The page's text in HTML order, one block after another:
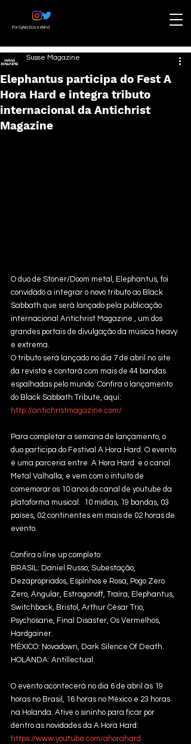
Por Sylvia Süssekind
Elephantus participa do Fest A
Hora Hard e integra tributo
internacional da Antichrist
Magazine
Susse Magazine
O duo de Stoner/Doom metal, Elephantus, foi
convidado a integrar o novo tributo ao Black
Sabbath que será lançado pela publicação
internacional Antichrist Magazine , um dos
grandes portais de divulgação da música heavy
e extrema.
O tributo será lançado no dia 7 de abril no site
da revista e contará com mais de 44 bandas
espalhadas pelo mundo. Confira o lançamento
do Black Sabbath Tribute, aqui:
http://antichristmagazine.com/
Para completar a semana de lançamento, o
duo participa do Festival A Hora Hard. O evento
é uma parceria entre  A Hora Hard  e o canal
Metal Valhalla, e vem com o intuito de
comemorar os 10 anos do canal de youtube da
plataforma musical.  10 midias, 19 bandas, 03
países, 02 continentes em mais de 02 horas de
evento.
Confira o line up completo:
BRASIL: Daniel Russo, Subestação,
Dezapropriados, Espinhos e Rosa, Pogo Zero
Zero, Angular, Estragonoff, Traíra, Elephantus,
Switchback, Bristol, Arthur César Trio,
Psychosane, Final Disaster, Os Vermelhos,
Hardgainer.
MÉXICO: Novadown, Dark Silence Of Death.
HOLANDA: Antillectual.
O evento acontecerá no dia 6 de abril às 19
horas no Brasil, 16 horas no México e 23 horas
na Holanda. Ative o sininho para ficar por
dentro as novidades da A Hora Hard:
https://www.youtube.com/ahorahard